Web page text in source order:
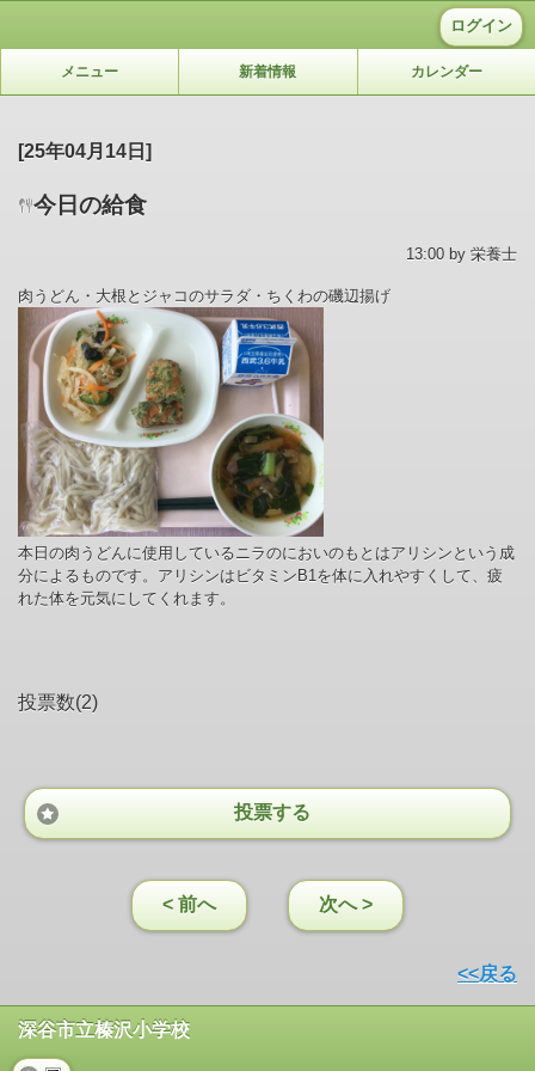
ログイン
メニュー 新着情報 カレンダー
[25年04月14日]
今日の給食
13:00 by 栄養士
肉うどん・大根とジャコのサラダ・ちくわの磯辺揚げ
本日の肉うどんに使用しているニラのにおいのもとはアリシンという成
分によるものです。アリシンはビタミンB1を体に入れやすくして、疲
れた体を元気にしてくれます。
投票数(2)
投票する
< 前へ 次へ >
<<戻る
深谷市立榛沢小学校